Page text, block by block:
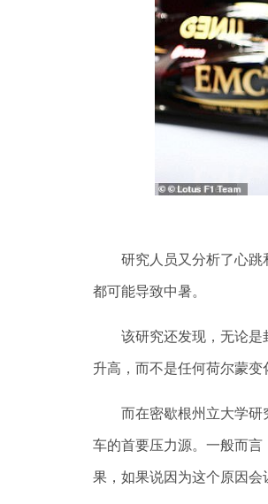
研究人员又分析了心跳和
都可能导致中暑。
该研究还发现，无论是封
升高，而不是任何荷尔蒙
而在密歇根州立大学研究
车的首要压力源。一般而
果，如果说因为这个原因